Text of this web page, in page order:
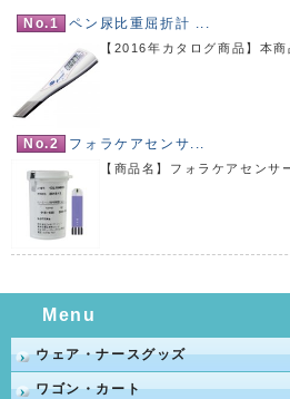
No.1 ペン尿比重屈折計 ...
【2016年カタログ商品】本
No.2 フォラケアセンサ...
【商品名】フォラケアセン
Menu
ウェア・ナースグッズ
ワゴン・カート